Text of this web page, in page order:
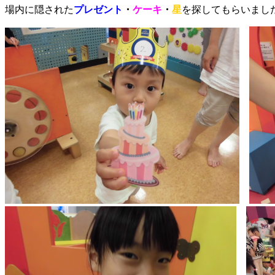
場内に隠されたプレゼント ・ ケーキ ・ 星を探してもらいまし